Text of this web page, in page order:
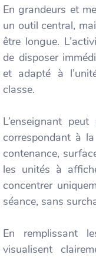
En grandeurs et
un outil central,
être longue.
de disposer
et adapté à
classe.
L’enseignant
correspondant à
contenance,
les unités à
concentrer
séance, sans
En remplissant
visualisent